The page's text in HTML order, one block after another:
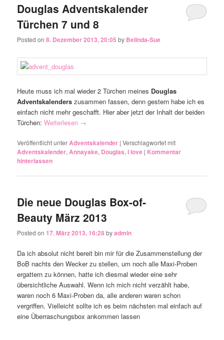
Douglas Adventskalender
Türchen 7 und 8
Posted on8. Dezember 2013, 20:05 by Belinda-Sue
Heute muss ich mal wieder 2 Türchen meines Douglas
Adventskalenders zusammen fassen, denn gestern habe ich es
einfach nicht mehr geschafft. Hier aber jetzt der Inhalt der beiden
Türchen:Weiterlesen →
Veröffentlicht unterAdventskalender |Verschlagwortet mit
Adventskalender,Annayake, Douglas,I love | Kommentar
hinterlassen
Die neue Douglas Box-of-
Beauty März 2013
Posted on17. März 2013, 16:28byadmin
Da ich absolut nicht bereit bin mir für die Zusammenstellung der
BoB nachts den Wecker zu stellen, um noch alle Maxi-Proben
ergattern zu können, hatte ich diesmal wieder eine sehr
übersichtliche Auswahl. Wenn ich mich nicht verzählt habe,
waren noch 6 Maxi-Proben da, alle anderen waren schon
vergriffen. Vielleicht sollte ich es beim nächsten mal einfach auf
eine Überraschungsbox ankommen lassen